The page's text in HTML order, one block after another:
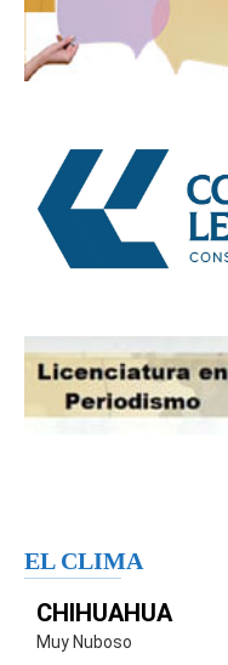
EL CLIMA
CHIHUAHUA
Muy Nuboso